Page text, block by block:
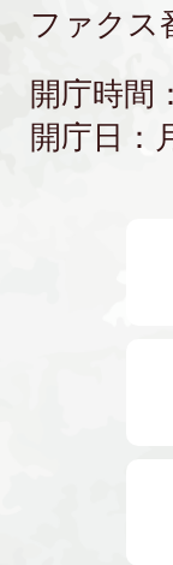
ファクス
開庁時間
開庁日：